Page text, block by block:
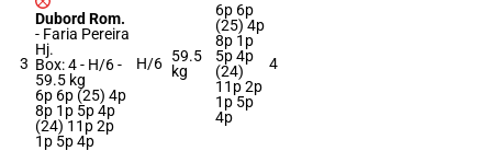
3
Dubord Rom.
- Faria Pereira
Hj.
Box: 4 - H/6 -
59.5 kg
6p 6p (25) 4p
8p 1p 5p 4p
(24) 11p 2p
1p 5p 4p
H/6 59.5
kg
6p 6p
(25) 4p
8p 1p
5p 4p
(24)
11p 2p
1p 5p
4p
4